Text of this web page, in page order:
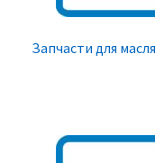
Запчасти для